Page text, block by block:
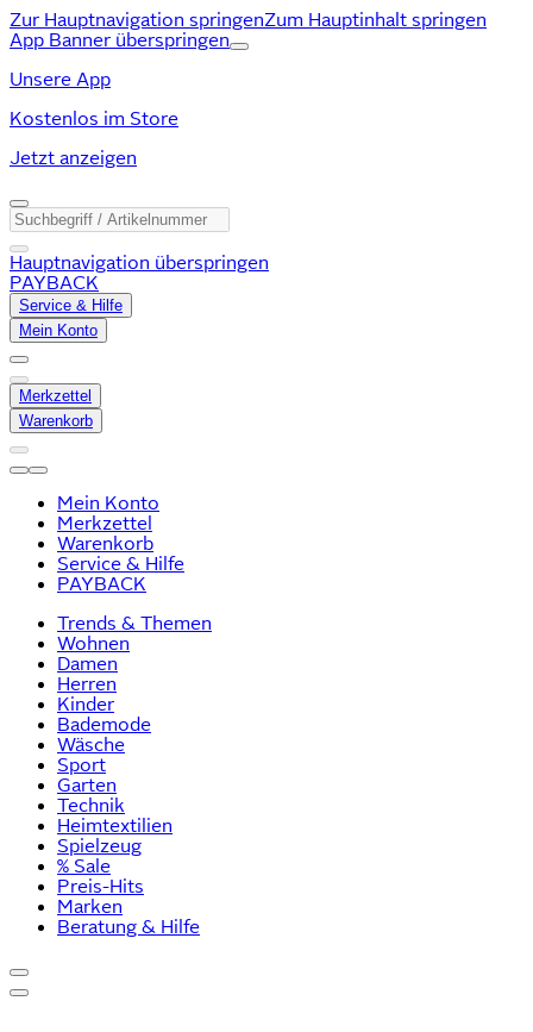
Zur Hauptnavigation springenZum Hauptinhalt springen
App Banner überspringen
Unsere App
Kostenlos im Store
Jetzt anzeigen
Hauptnavigation überspringen
PAYBACK
Service & Hilfe
Mein Konto
Merkzettel
Warenkorb
Mein Konto
Merkzettel
Warenkorb
Service & Hilfe
PAYBACK
Trends & Themen
Wohnen
Damen
Herren
Kinder
Bademode
Wäsche
Sport
Garten
Technik
Heimtextilien
Spielzeug
% Sale
Preis-Hits
Marken
Beratung & Hilfe